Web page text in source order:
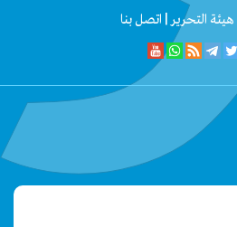
هيئة التحرير | اتصل بنا